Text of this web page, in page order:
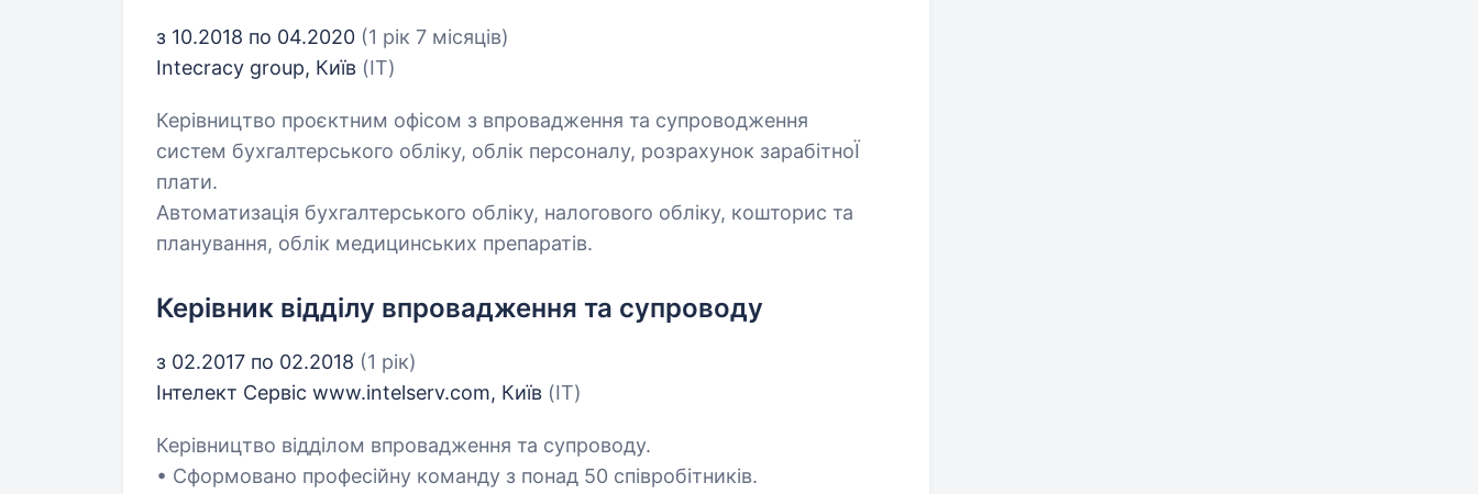
з 10.2018 по 04.2020 (1 рік 7 місяців)
Intecracy group, Київ (IT)
Керівництво проєктним офісом з впровадження та супроводження
систем бухгалтерського обліку, облік персоналу, розрахунок зарабітноЇ
плати.
Автоматизація бухгалтерського обліку, налогового обліку, кошторис та
планування, облік медицинських препаратів.
Керівник відділу впровадження та супроводу
з 02.2017 по 02.2018 (1 рік)
Інтелект Сервіс www.intelserv.com, Київ (IT)
Керівництво відділом впровадження та супроводу.
• Сформовано професійну команду з понад 50 співробітників.